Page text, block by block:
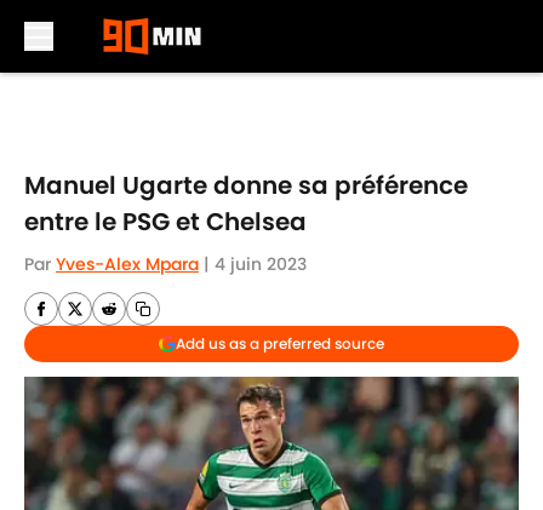
Manuel Ugarte donne sa préférence
entre le PSG et Chelsea
Par Yves-Alex Mpara | 4 juin 2023
Add us as a preferred source